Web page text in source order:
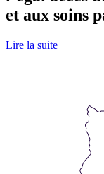
et aux soins
Lire la suite